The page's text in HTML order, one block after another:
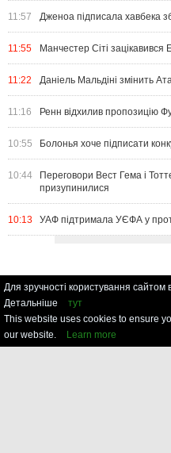
11:57 Дженоа підписала хавбека
11:55 Манчестер Сіті
11:22 Даніель Мальдіні змінить
11:16 Ренн відхилив пропозицію
10:55 Болонья хоче підписати
10:44
Переговори Вест Гема і
призупинилися
10:13 УАФ підтримала УЄФА у
Для зручності користування
Детальніше
тут
This website uses cookies to ensure
our website.
Learn more